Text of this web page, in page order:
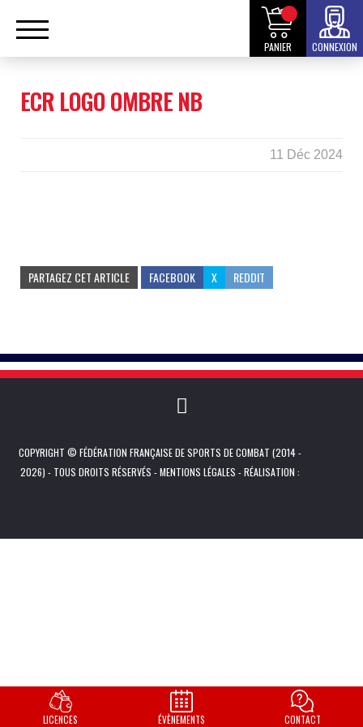
PANIER CONNEXION
ECR LOGO OMBRE NB
11 Déc 2024
PARTAGEZ CET ARTICLE FACEBOOK X REDDIT
COPYRIGHT © FÉDÉRATION FRANÇAISE DE SPORTS DE COMBAT (2014 -
2026) - TOUS DROITS RÉSERVÉS -MENTIONS LÉGALES - RÉALISATION :
LICENCES ÉVÈNEMENTS CONTACT